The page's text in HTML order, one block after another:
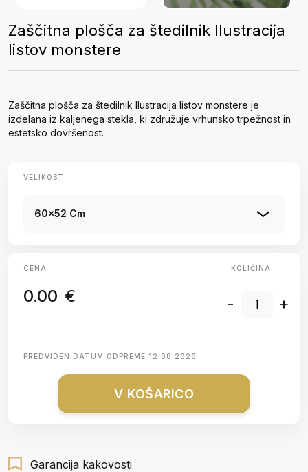
Zaščitna plošča za štedilnik Ilustracija
listov monstere
Zaščitna plošča za štedilnik Ilustracija listov monstere je
izdelana iz kaljenega stekla, ki združuje vrhunsko trpežnost in
estetsko dovršenost.
VELIKOST
60x52 Cm
CENA
0.00 €
KOLIČINA:
- +
PREDVIDEN DATUM ODPREME 12.08.2026
V KOŠARICO
Garancija kakovosti